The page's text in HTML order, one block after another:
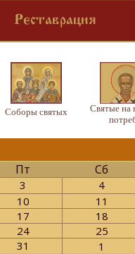
Реставрация
Соборы святых
Святые на
Пт Сб
3 4
10 11
17 18
24 25
31 1